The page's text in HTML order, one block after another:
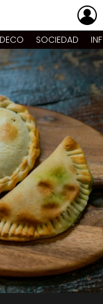
DECO SOCIEDAD